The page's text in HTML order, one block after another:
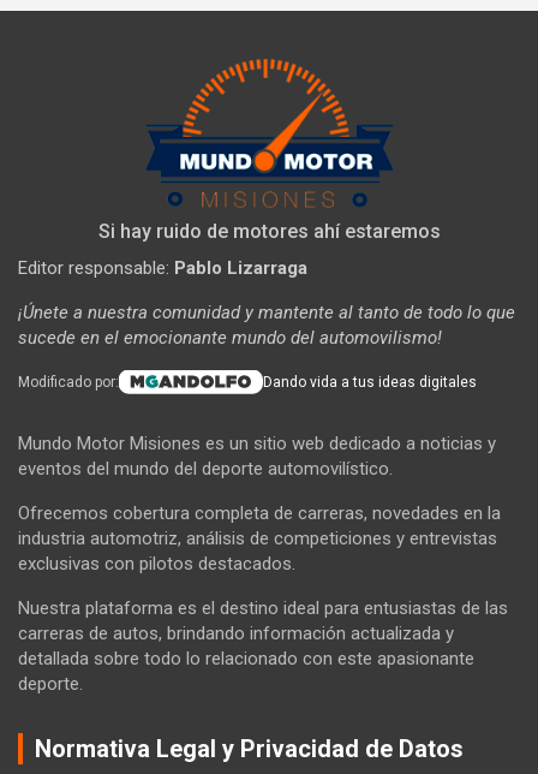
Si hay ruido de motores ahí estaremos
Editor responsable: Pablo Lizarraga
¡Únete a nuestra comunidad y mantente al tanto de todo lo que
sucede en el emocionante mundo del automovilismo!
Modificado por: Dando vida a tus ideas digitales
Mundo Motor Misiones es un sitio web dedicado a noticias y
eventos del mundo del deporte automovilístico.
Ofrecemos cobertura completa de carreras, novedades en la
industria automotriz, análisis de competiciones y entrevistas
exclusivas con pilotos destacados.
Nuestra plataforma es el destino ideal para entusiastas de las
carreras de autos, brindando información actualizada y
detallada sobre todo lo relacionado con este apasionante
deporte.
Normativa Legal y Privacidad de Datos